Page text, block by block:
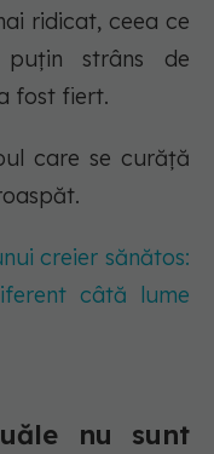
ridicat, ceea ce
strâns de
fost fiert.
care se curăță
creier sănătos:
câtă lume
nu sunt